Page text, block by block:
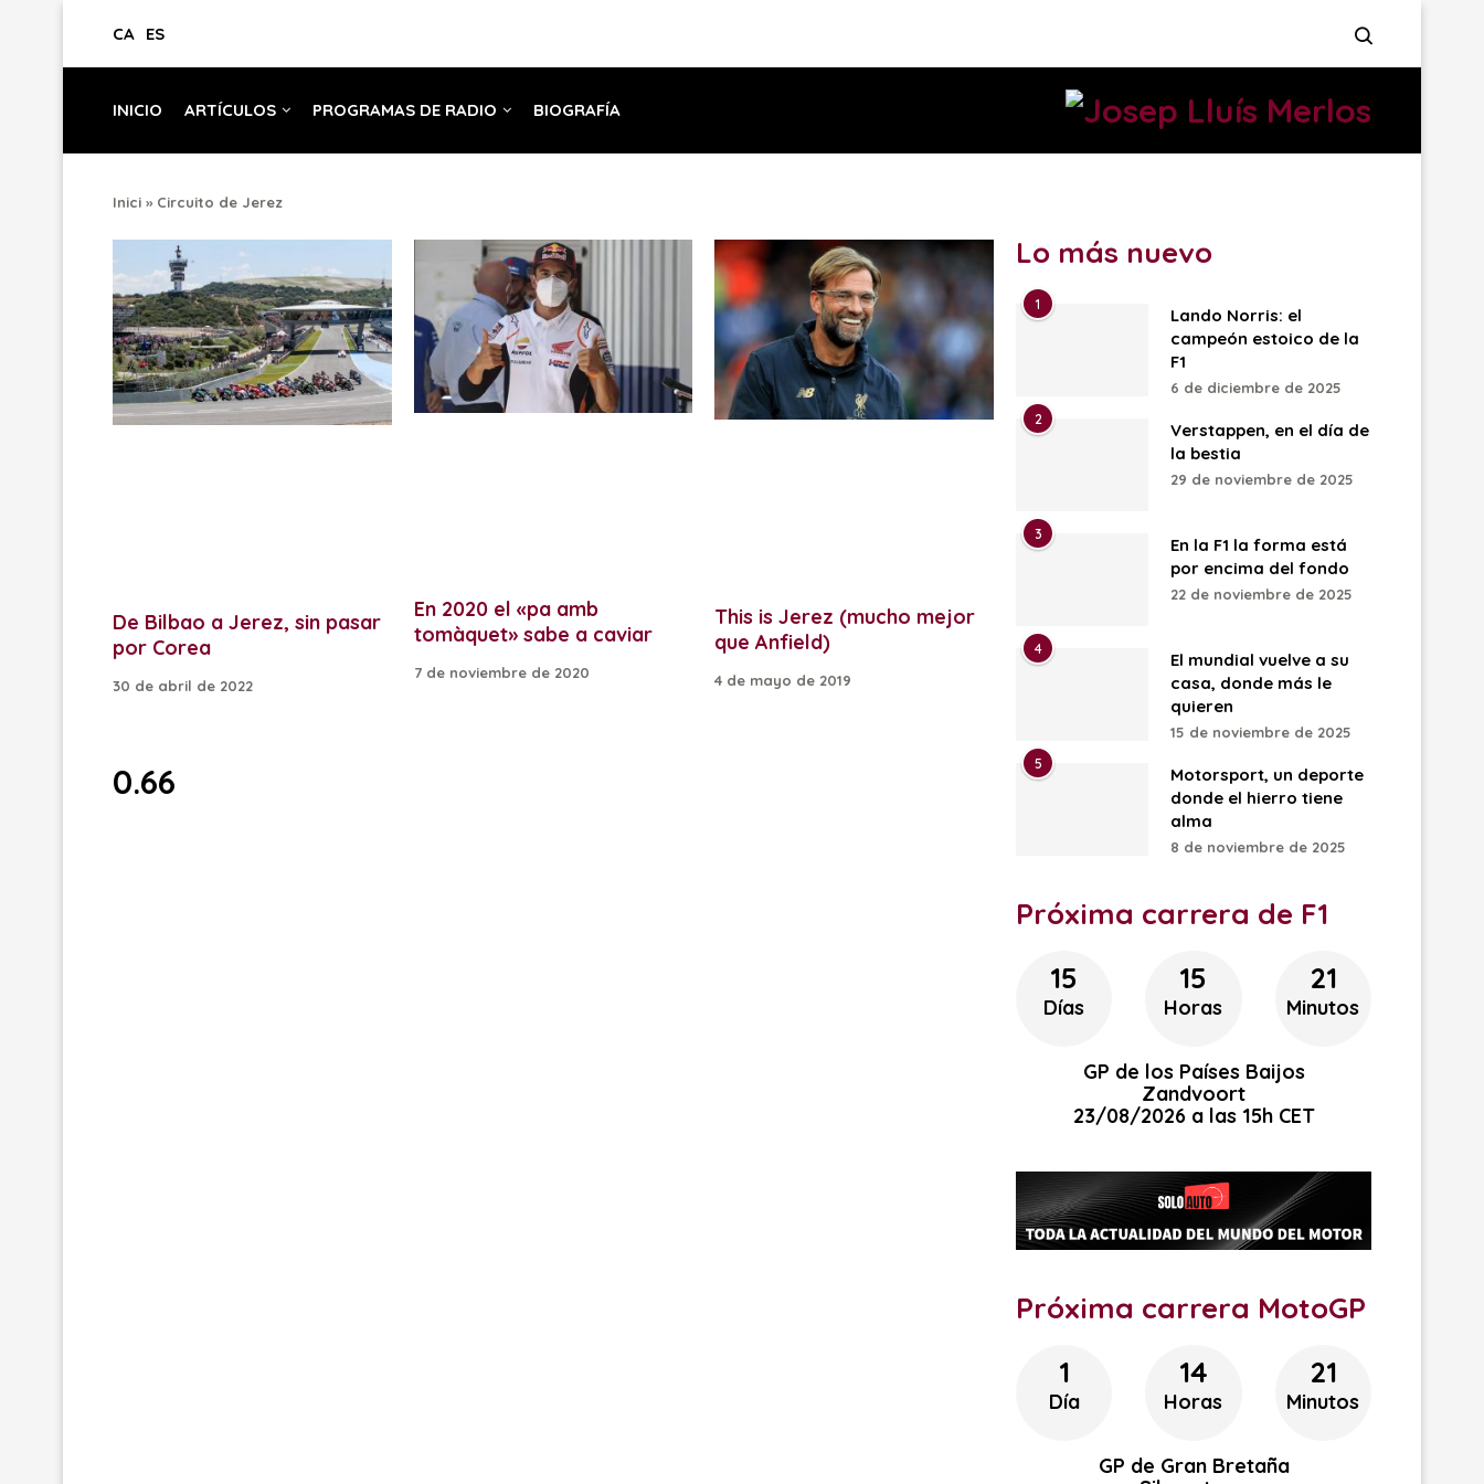
CA ES
INICIO ARTÍCULOS PROGRAMAS DE RADIO BIOGRAFÍA
Inici » Circuito de Jerez
De Bilbao a Jerez, sin pasar
por Corea
30 de abril de 2022
En 2020 el «pa amb
tomàquet» sabe a caviar
7 de noviembre de 2020
This is Jerez (mucho mejor
que Anfield)
4 de mayo de 2019
Lo más nuevo
1
Lando Norris: el
campeón estoico de la
F1
6 de diciembre de 2025
2
Verstappen, en el día de
la bestia
29 de noviembre de 2025
3
En la F1 la forma está
por encima del fondo
22 de noviembre de 2025
4
El mundial vuelve a su
casa, donde más le
quieren
15 de noviembre de 2025
5
Motorsport, un deporte
donde el hierro tiene
alma
8 de noviembre de 2025
Próxima carrera de F1
15
Días
15
Horas
21
Minutos
GP de los Países Baijos
Zandvoort
23/08/2026 a las 15h CET
Próxima carrera MotoGP
1
Día
14
Horas
21
Minutos
GP de Gran Bretaña